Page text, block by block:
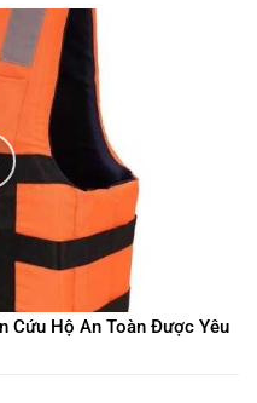
Cứu Hộ An Toàn Được Yêu